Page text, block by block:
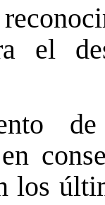
el
los